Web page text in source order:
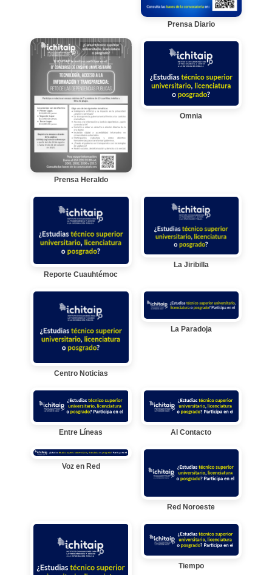
Prensa Diario
Prensa Heraldo
Omnia
Reporte Cuauhtémoc
La Jiribilla
Centro Noticias
La Paradoja
Entre Líneas Al Contacto
Voz en Red
Red Noroeste
Tiempo